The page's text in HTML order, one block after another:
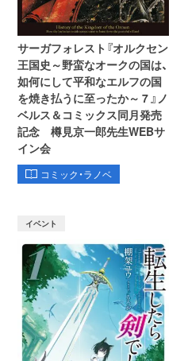
サーガフォレスト『オルクセン
王国史～野蛮なオークの国は、
如何にして平和なエルフの国
を焼き払うに至ったか～ 7 』ノ
ベルス＆コミックス同月発売
記念 樽見京一郎先生WEBサ
イン会
コミック・ラノベ
イベント